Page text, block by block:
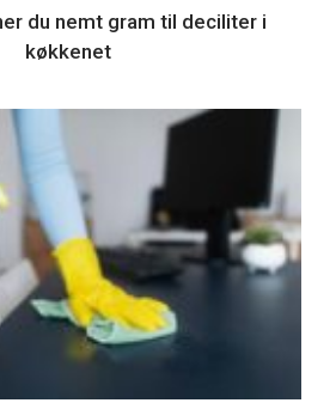
du nemt gram til deciliter i
køkkenet